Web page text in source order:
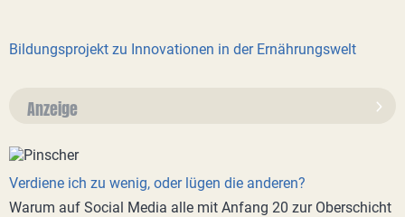
Bildungsprojekt zu Innovationen in der Ernährungswelt
Anzeige
Verdiene ich zu wenig, oder lügen die anderen?
Warum auf Social Media alle mit Anfang 20 zur Oberschicht